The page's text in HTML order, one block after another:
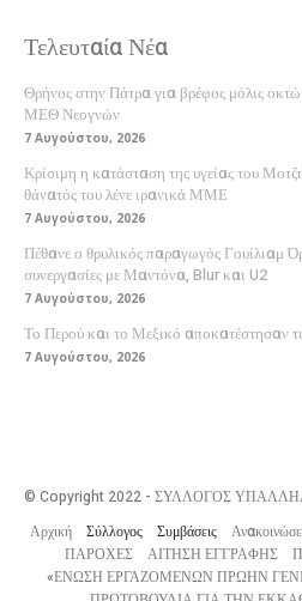
Τελευταία Νέα
Θρήνος στην Πάτρα για βρέφος μόλις
ΜΕΘ Νεογνών
7 Αυγούστου, 2026
Κρίσιμη η κατάσταση της υγείας του
θάνατός του λένε ιρανικά ΜΜΕ
7 Αυγούστου, 2026
Πέθανε ο θρυλικός παραγωγός Γουίλιαμ
συνεργασίες με Μαντόνα, Blur και U2
7 Αυγούστου, 2026
Το Περού και το Μεξικό αποκατέστησαν
7 Αυγούστου, 2026
© Copyright 2022 - ΣΥΛΛΟΓΟΣ
Αρχική
Σύλλογος Συμβάσεις
ΠΑΡΟΧΕΣ
ΑΙΤΗΣΗ ΕΓΓΡΑΦΗΣ
«ΕΝΩΣΗ ΕΡΓΑΖΟΜΕΝΩΝ ΠΡΩΗΝ